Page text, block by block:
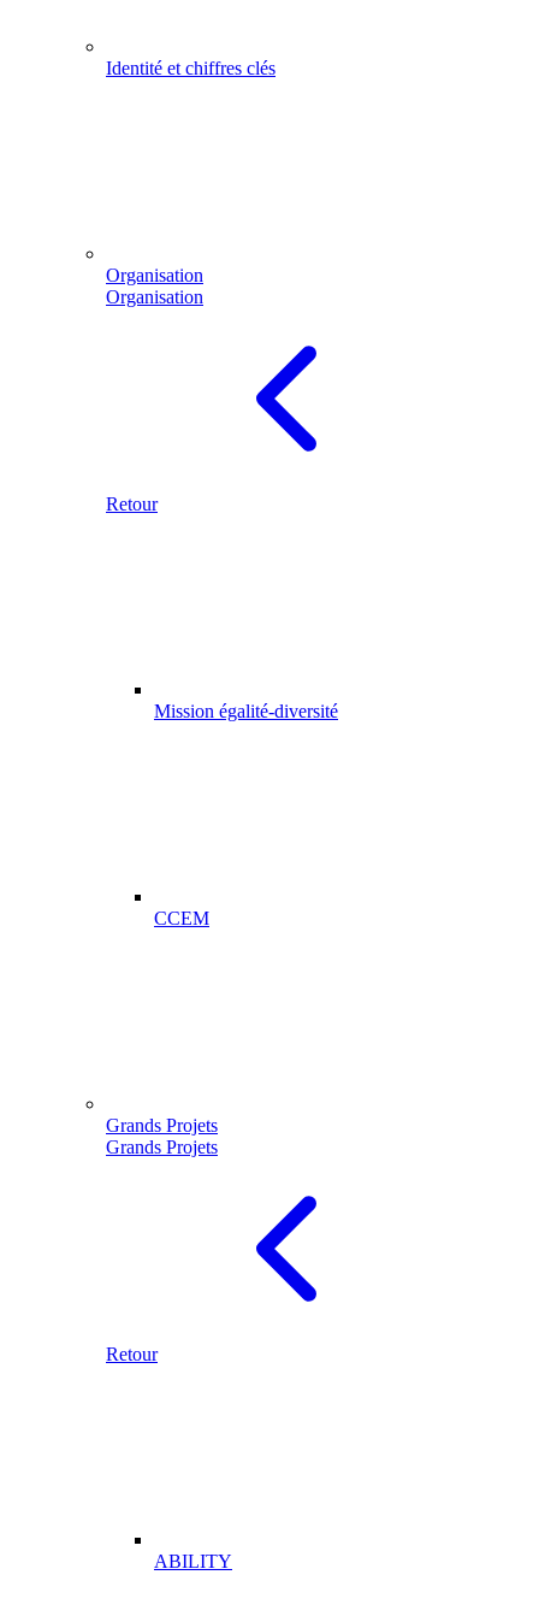
Identité et chiffres clés
Organisation
Organisation
Retour
Mission égalité-diversité
CCEM
Grands Projets
Grands Projets
Retour
ABILITY